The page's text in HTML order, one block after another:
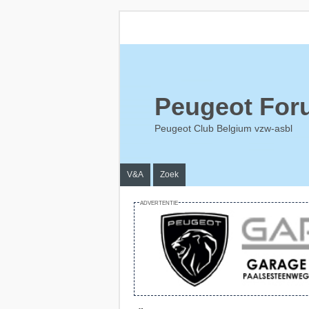
Peugeot
Peugeot Club Belgium vzw-asbl
V&A Zoek
ADVERTENTIE